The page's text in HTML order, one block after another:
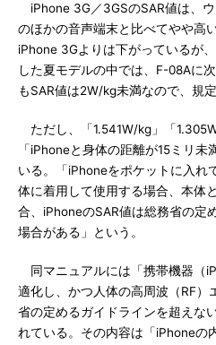
iPhone 3G／3GSのSAR値は、
のほかの音声端末と比べてやや高
iPhone 3Gよりは下がっているが、
した夏モデルの中では、F-08Aに
もSAR値は2W/kg未満なので、規
ただし、「1.541W/kg」「
「iPhoneと身体の距離が15ミリ
いる。「iPhoneをポケットに入れ
体に着用して使用する場合、本体
合、iPhoneのSAR値は総務省の定
場合がある」という。
同マニュアルには「携帯機器（
適化し、かつ人体の高周波（RF）
省の定めるガイドラインを超えな
れている。その内容は「iPhoneの